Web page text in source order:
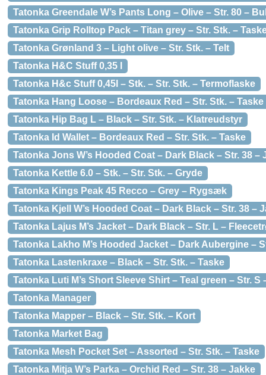
Tatonka Greendale W’s Pants Long – Olive – Str. 80 –
Tatonka Grip Rolltop Pack – Titan grey – Str. Stk. –
Tatonka Grønland 3 – Light olive – Str. Stk. – Telt
Tatonka H&C Stuff 0,35 l
Tatonka H&c Stuff 0,45l – Stk. – Str. Stk. – Termoflaske
Tatonka Hang Loose – Bordeaux Red – Str. Stk. – Taske
Tatonka Hip Bag L – Black – Str. Stk. – Klatreudstyr
Tatonka Id Wallet – Bordeaux Red – Str. Stk. – Taske
Tatonka Jons W’s Hooded Coat – Dark Black – Str. 38 –
Tatonka Kettle 6.0 – Stk. – Str. Stk. – Gryde
Tatonka Kings Peak 45 Recco – Grey – Rygsæk
Tatonka Kjell W’s Hooded Coat – Dark Black – Str. 38 –
Tatonka Lajus M’s Jacket – Dark Black – Str. L –
Tatonka Lakho M’s Hooded Jacket – Dark Aubergine –
Tatonka Lastenkraxe – Black – Str. Stk. – Taske
Tatonka Luti M’s Short Sleeve Shirt – Teal green – Str. S
Tatonka Manager
Tatonka Mapper – Black – Str. Stk. – Kort
Tatonka Market Bag
Tatonka Mesh Pocket Set – Assorted – Str. Stk. – Taske
Tatonka Mitja W’s Parka – Orchid Red – Str. 38 – Jakke